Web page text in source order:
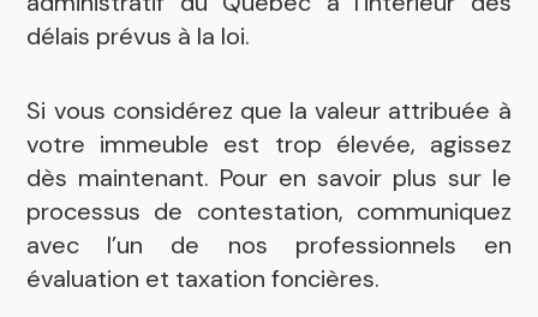
délais prévus à la loi.
Si vous considérez que la valeur attribuée à
votre immeuble est trop élevée, agissez
dès maintenant. Pour en savoir plus sur le
processus de contestation, communiquez
avec l’un de nos professionnels en
évaluation et taxation foncières.